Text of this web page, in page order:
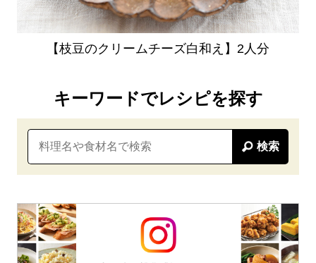
【枝豆のクリームチーズ白和え】2人分
キーワードでレシピを探す
検索